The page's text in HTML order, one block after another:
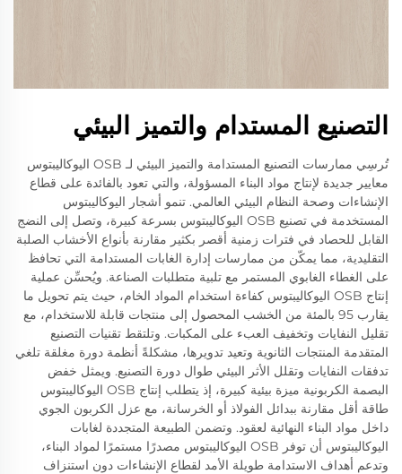
التصنيع المستدام والتميز البيئي
تُرسِي ممارسات التصنيع المستدامة والتميز البيئي لـ OSB اليوكاليبتوس
معايير جديدة لإنتاج مواد البناء المسؤولة، والتي تعود بالفائدة على قطاع
الإنشاءات وصحة النظام البيئي العالمي. تنمو أشجار اليوكاليبتوس
المستخدمة في تصنيع OSB اليوكاليبتوس بسرعة كبيرة، وتصل إلى النضج
القابل للحصاد في فترات زمنية أقصر بكثير مقارنة بأنواع الأخشاب الصلبة
التقليدية، مما يمكّن من ممارسات إدارة الغابات المستدامة التي تحافظ
على الغطاء الغابوي المستمر مع تلبية متطلبات الصناعة. ويُحسِّن عملية
إنتاج OSB اليوكاليبتوس كفاءة استخدام المواد الخام، حيث يتم تحويل ما
يقارب 95 بالمئة من الخشب المحصول إلى منتجات قابلة للاستخدام، مع
تقليل النفايات وتخفيف العبء على المكبات. وتلتقط تقنيات التصنيع
المتقدمة المنتجات الثانوية وتعيد تدويرها، مشكلةً أنظمة دورة مغلقة تلغي
تدفقات النفايات وتقلل الأثر البيئي طوال دورة التصنيع. ويمثل خفض
البصمة الكربونية ميزة بيئية كبيرة، إذ يتطلب إنتاج OSB اليوكاليبتوس
طاقة أقل مقارنة ببدائل الفولاذ أو الخرسانة، مع عزل الكربون الجوي
داخل مواد البناء النهائية لعقود. وتضمن الطبيعة المتجددة لغابات
اليوكاليبتوس أن توفر OSB اليوكاليبتوس مصدرًا مستمرًا لمواد البناء،
وتدعم أهداف الاستدامة طويلة الأمد لقطاع الإنشاءات دون استنزاف